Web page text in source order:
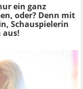
ein ganz
oder? Denn mit
Schauspielerin
aus!